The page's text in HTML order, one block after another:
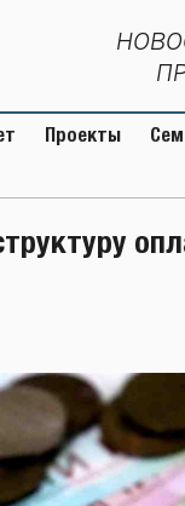
Проекты